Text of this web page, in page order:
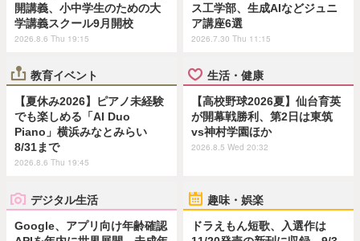
開講義、小中学生のための大
学講義スクール9月開校
2026.8.6 Thu 19:15
ス工学部、生成AIなどジュニ
ア講座6選
2026.7.30 Thu 11:15
教育イベント
【夏休み2026】ピアノ未経験
でも楽しめる「AI Duo
Piano」横浜みなとみらい
8/31まで
2026.8.6 Thu 19:45
生活・健康
【高校野球2026夏】仙台育英
が開幕戦勝利、第2日は東筑
vs神村学園ほか
2026.8.5 Wed 20:32
デジタル生活
Google、アプリ向け年齢確認
趣味・娯楽
ドラえもん短歌、入選作は